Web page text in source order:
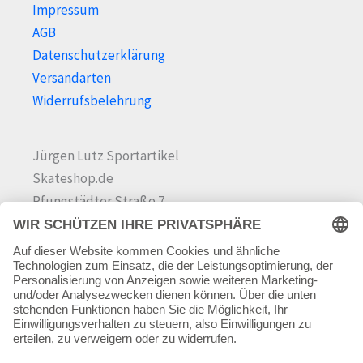
Impressum
AGB
Datenschutzerklärung
Versandarten
Widerrufsbelehrung
Jürgen Lutz Sportartikel
Skateshop.de
Pfungstädter Straße 7
64342 Seeheim-Jugenheim
Tel.06257 868181
Mail:info@skateshop.de
Warenkorb
Mein Konto